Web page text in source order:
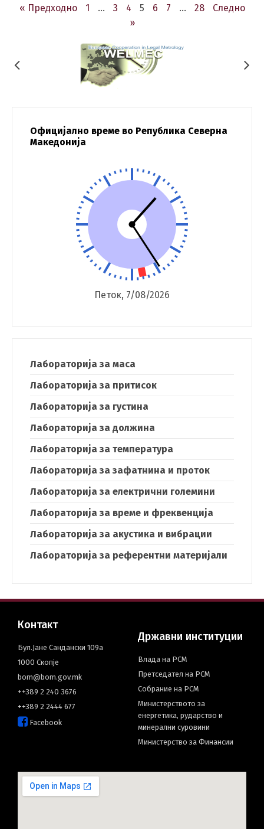
« Предходно 1 … 3 4 5 6 7 … 28
Следно
»
Официјално време во Република Северна
Македонија
Петок, 7/08/2026
Лабораторија за маса
Лабораторија за притисок
Лабораторија за густина
Лабораторија за должина
Лабораторија за температура
Лабораторија за зафатнина и проток
Лабораторија за електрични големини
Лабораторија за време и фреквенција
Лабораторија за акустика и вибрации
Лабораторија за референтни материјали
Контакт
Бул.Јане Сандански 109а
1000 Скопје
bom@bom.gov.mk
++389 2 240 3676
++389 2 2444 677
Facebook
Државни институции
Влада на РСМ
Претседател на РСМ
Собрание на РСМ
Министерството за
енергетика, рударство и
минерални суровини
Министерство за Финансии